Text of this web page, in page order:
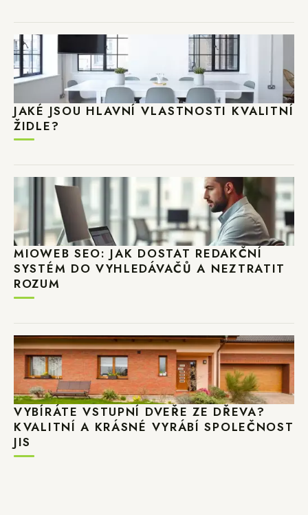
JAKÉ JSOU HLAVNÍ VLASTNOSTI KVALITNÍ
ŽIDLE?
MIOWEB SEO: JAK DOSTAT REDAKČNÍ
SYSTÉM DO VYHLEDÁVAČŮ A NEZTRATIT
ROZUM
VYBÍRÁTE VSTUPNÍ DVEŘE ZE DŘEVA?
KVALITNÍ A KRÁSNÉ VYRÁBÍ SPOLEČNOST
JIS